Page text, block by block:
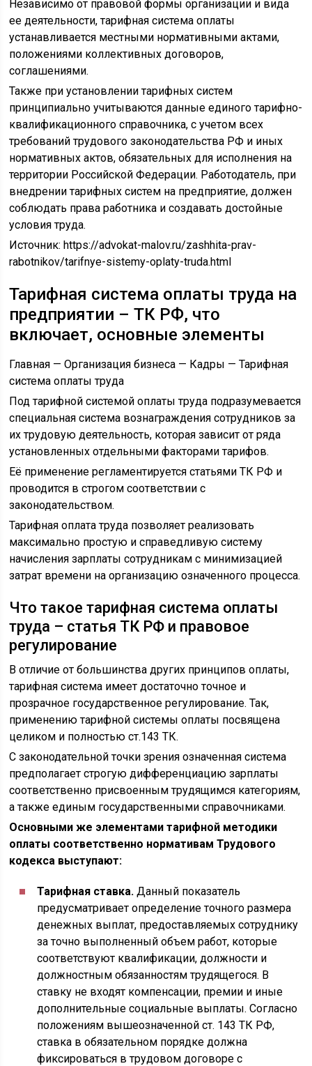
Независимо от правовой формы организации и вида
ее деятельности, тарифная система оплаты
устанавливается местными нормативными актами,
положениями коллективных договоров,
соглашениями.
Также при установлении тарифных систем
принципиально учитываются данные единого тарифно-
квалификационного справочника, с учетом всех
требований трудового законодательства РФ и иных
нормативных актов, обязательных для исполнения на
территории Российской Федерации. Работодатель, при
внедрении тарифных систем на предприятие, должен
соблюдать права работника и создавать достойные
условия труда.
Источник:https://advokat-malov.ru/zashhita-prav-
rabotnikov/tarifnye-sistemy-oplaty-truda.html
Тарифная система оплаты труда на
предприятии – ТК РФ, что
включает, основные элементы
Главная — Организация бизнеса — Кадры — Тарифная
система оплаты труда
Под тарифной системой оплаты труда подразумевается
специальная система вознаграждения сотрудников за
их трудовую деятельность, которая зависит от ряда
установленных отдельными факторами тарифов.
Её применение регламентируется статьями ТК РФ и
проводится в строгом соответствии с
законодательством.
Тарифная оплата труда позволяет реализовать
максимально простую и справедливую систему
начисления зарплаты сотрудникам с минимизацией
затрат времени на организацию означенного процесса.
Что такое тарифная система оплаты
труда – статья ТК РФ и правовое
регулирование
В отличие от большинства других принципов оплаты,
тарифная система имеет достаточно точное и
прозрачное государственное регулирование. Так,
применению тарифной системы оплаты посвящена
целиком и полностью ст.143 ТК.
С законодательной точки зрения означенная система
предполагает строгую дифференциацию зарплаты
соответственно присвоенным трудящимся категориям,
а также единым государственными справочниками.
Основными же элементами тарифной методики
оплаты соответственно нормативам Трудового
кодекса выступают:
Тарифная ставка. Данный показатель
предусматривает определение точного размера
денежных выплат, предоставляемых сотруднику
за точно выполненный объем работ, которые
соответствуют квалификации, должности и
должностным обязанностям трудящегося. В
ставку не входят компенсации, премии и иные
дополнительные социальные выплаты. Согласно
положениям вышеозначенной ст. 143 ТК РФ,
ставка в обязательном порядке должна
фиксироваться в трудовом договоре с